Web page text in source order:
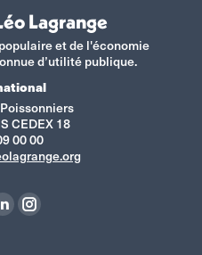
Lagrange
et de l'économie
d’utilité publique.
CEDEX 18
00 00
La
La